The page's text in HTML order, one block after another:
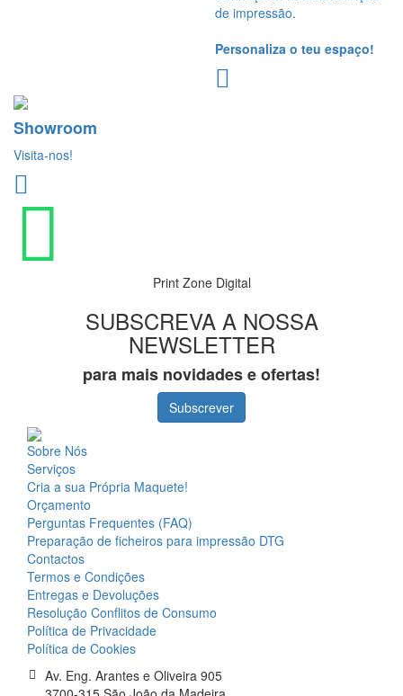
de impressão.
Personaliza o teu espaço!
Showroom
Visita-nos!
Print Zone Digital
SUBSCREVA A NOSSA
NEWSLETTER
para mais novidades e ofertas!
Subscrever
Sobre Nós
Serviços
Cria a sua Própria Maquete!
Orçamento
Perguntas Frequentes (FAQ)
Preparação de ficheiros para impressão DTG
Contactos
Termos e Condições
Entregas e Devoluções
Resolução Conflitos de Consumo
Política de Privacidade
Política de Cookies
Av. Eng. Arantes e Oliveira 905